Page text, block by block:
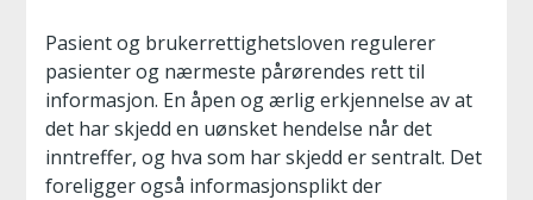
Pasient og brukerrettighetsloven regulerer
pasienter og nærmeste pårørendes rett til
informasjon. En åpen og ærlig erkjennelse av at
det har skjedd en uønsket hendelse når det
inntreffer, og hva som har skjedd er sentralt. Det
foreligger også informasjonsplikt der